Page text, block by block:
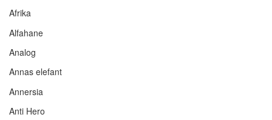
Afrika
Alfahane
Analog
Annas elefant
Annersia
Anti Hero